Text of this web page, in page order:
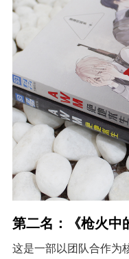
第二名：《枪火中
这是一部以团队合作为